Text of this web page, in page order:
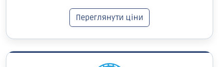
Переглянути ціни